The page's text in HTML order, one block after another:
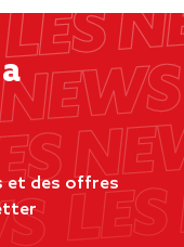
et des offres